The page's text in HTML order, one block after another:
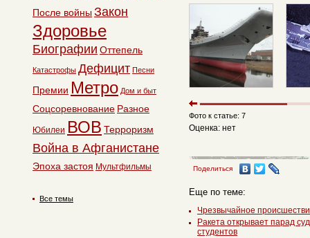
Фото к статье: 7
Оценка: нет
Поделиться
Еще по теме:
Чрезвычайное
Ракета открывает парад
студентов
После войны Закон
Здоровье
Биографии Оттепель
Катастрофы Дефицит Песни
Премии Метро Дом и быт
Соцсоревнование Разное
Юбилеи ВОВ Терроризм
Война в Афганистане
Эпоха застоя Мультфильмы
Все темы